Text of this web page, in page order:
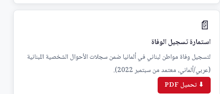
📄
استمارة تسجيل الوفاة
لتسجيل وفاة مواطن لبناني في ألمانيا ضمن سجلات الأحوال الشخصية اللبنانية
(عربي/ألماني، معتمد من سبتمبر 2022).
⬇ تحميل PDF